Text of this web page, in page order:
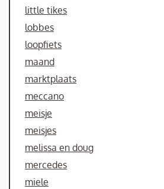
little tikes
lobbes
loopfiets
maand
marktplaats
meccano
meisje
meisjes
melissa en doug
mercedes
miele